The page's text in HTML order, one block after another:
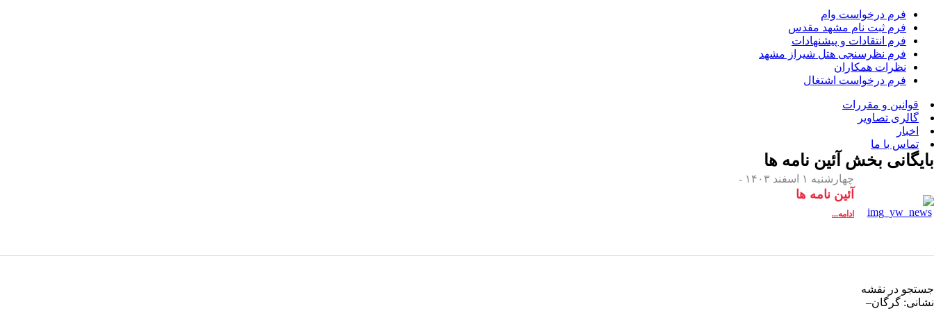
فرم درخواست وام
فرم ثبت نام مشهد مقدس
فرم انتقادات و پیشنهادات
فرم نظرسنجی هتل شیراز مشهد
نظرات همکاران
فرم درخواست اشتغال
قوانین و مقررات
گالری تصاویر
اخبار
تماس با ما
بایگانی بخش آئین نامه ها
چهارشنبه ۱ اسفند ۱۴۰۳ -
آئین نامه ها
ادامه...
جستجو در نقشه
نشانی: گرگان–